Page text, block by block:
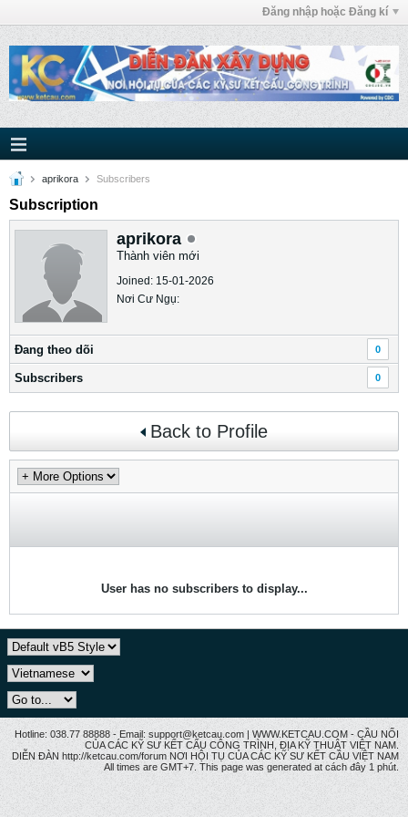
Đăng nhập hoặc Đăng kí
aprikora Subscribers
Subscription
aprikora
Thành viên mới
Joined: 15-01-2026
Nơi Cư Ngụ:
Ðang theo dõi 0
Subscribers 0
Back to Profile
User has no subscribers to display...
Hotline: 038.77 88888 - Email: support@ketcau.com | WWW.KETCAU.COM - CẦU NỐI
CỦA CÁC KỸ SƯ KẾT CẤU CÔNG TRÌNH, ĐỊA KỸ THUẬT VIỆT NAM.
DIỄN ĐÀN http://ketcau.com/forum NƠI HỘI TỤ CỦA CÁC KỸ SƯ KẾT CÂU VIỆT NAM
All times are GMT+7. This page was generated at cách đây 1 phút.